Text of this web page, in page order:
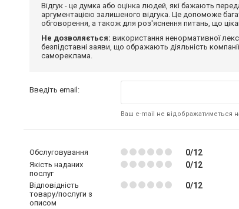
Відгук - це думка або оцінка людей, які бажають
аргументацією залишеного відгука. Це допоможе
обговорення, а також для роз'яснення питань, що
Не дозволяється: використання ненормативної
безпідставні заяви, що ображають діяльність
самореклама.
Введіть email:
Ваш e-mail не відображатиметься
Обслуговування 0/12
Якість наданих
послуг
0/12
Відповідність
товару/послуги з
описом
0/12